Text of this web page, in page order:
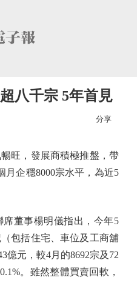
八千宗 5年首見
分享
，發展商積極推盤，帶
月企穩8000宗水平，為近5
董事楊明儀指出，今年5
包括住宅、車位及工商舖
億元，較4月的8692宗及72
。雖然整體買賣回軟，